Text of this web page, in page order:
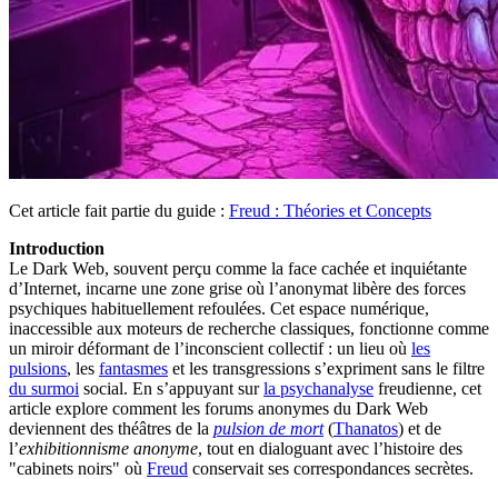
Cet article fait partie du guide : Freud : Théories et Concepts
Introduction
Le Dark Web, souvent perçu comme la face cachée et inquiétante
d’Internet, incarne une zone grise où l’anonymat libère des forces
psychiques habituellement refoulées. Cet espace numérique,
inaccessible aux moteurs de recherche classiques, fonctionne comme
un miroir déformant de l’inconscient collectif : un lieu où les
pulsions, les fantasmes et les transgressions s’expriment sans le filtre
du surmoi social. En s’appuyant surla psychanalyse freudienne, cet
article explore comment les forums anonymes du Dark Web
deviennent des théâtres de la pulsion de mort(Thanatos) et de
l’exhibitionnisme anonyme, tout en dialoguant avec l’histoire des
"cabinets noirs" où Freud conservait ses correspondances secrètes.